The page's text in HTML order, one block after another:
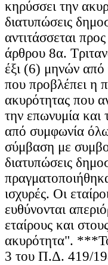
κηρύσσει την
διατυπώσεις
αντιτάσσεται
άρθρου 8α.
έξι (6) μηνών
που προβλέπει η
ακυρότητας που
την επωνυμία και
από συμφωνία
σύμβαση με
διατυπώσεις
ισχυρές. Οι
ευθύνονται
εταίρους και
ακυρότητα".
3 του Π.Δ. 419/